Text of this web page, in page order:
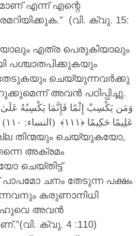
എന്ന് എന്റെ
(വി. ക്വു. 15:
എത്ര പെരുകിയാലും
പശ്ചാതപിക്കുകയും
തേടുകയും ചെയ്യുന്നവർക്കു
അവൻ പഠിപ്പിച്ചു.
وَمَن يَكْسِبْ إِثْمًا فَإِنَّمَا يَكْسِبُهُ
عَلِيمًا حَكِيمًا
(النساء: ١١٠)
തിന്മയും ചെയ്യുകയോ,
അക്രമം
ചെയ്തിട്ട്
ചനം തേടുന്ന പക്ഷം
കരുണാനിധി
അവൻ
ക്വു. 4 :110)